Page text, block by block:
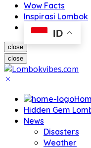
Wow Facts
Inspirasi Lombok
ID
close
close
Hidden Gem
News
Disasters
Weather